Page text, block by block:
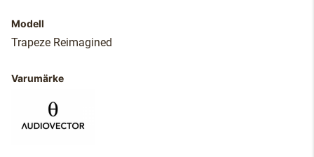
Modell
Trapeze Reimagined
Varumärke